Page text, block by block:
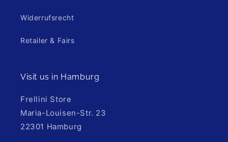
Widerrufsrecht
Retailer & Fairs
Visit us in Hamburg
Frellini Store
Maria-Louisen-Str. 23
22301 Hamburg